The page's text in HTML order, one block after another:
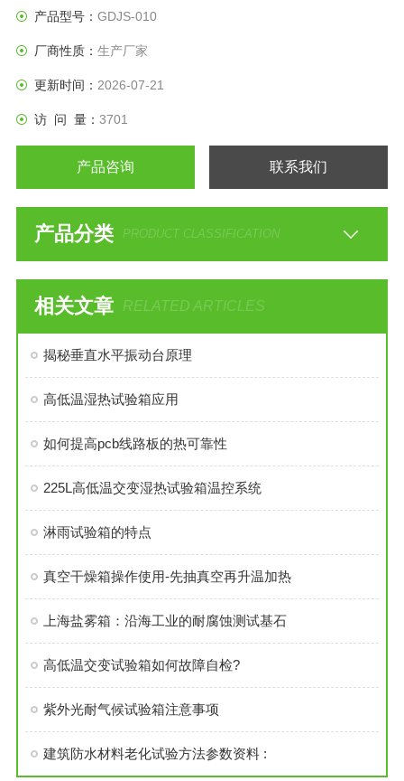
产品型号： GDJS-010
厂商性质： 生产厂家
更新时间： 2026-07-21
访 问 量： 3701
产品咨询 联系我们
产品分类 PRODUCT CLASSIFICATION
相关文章 RELATED ARTICLES
揭秘垂直水平振动台原理
高低温湿热试验箱应用
如何提高pcb线路板的热可靠性
225L高低温交变湿热试验箱温控系统
淋雨试验箱的特点
真空干燥箱操作使用-先抽真空再升温加热
上海盐雾箱：沿海工业的耐腐蚀测试基石
高低温交变试验箱如何故障自检?
紫外光耐气候试验箱注意事项
建筑防水材料老化试验方法参数资料 :